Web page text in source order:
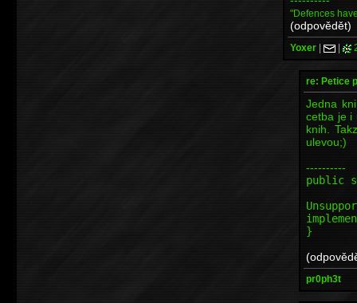
"Defences
(odpovědět)
Yoxer | |
re: Petice
Jedna
cetba je i
knih.
ulevou;)
----------
public
}
pr0ph3t